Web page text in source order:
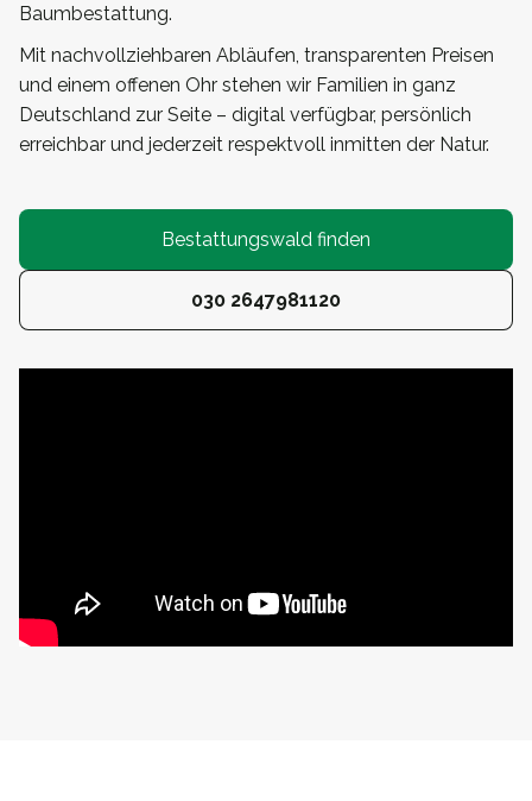
Baumbestattung.
Mit nachvollziehbaren Abläufen, transparenten Preisen
und einem offenen Ohr stehen wir Familien in ganz
Deutschland zur Seite – digital verfügbar, persönlich
erreichbar und jederzeit respektvoll inmitten der Natur.
Bestattungswald finden
030 2647981120